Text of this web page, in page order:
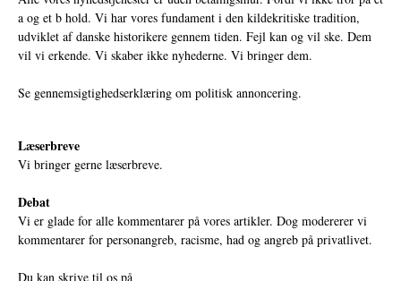
a og et b hold. Vi har vores fundament i den kildekritiske tradition,
udviklet af danske historikere gennem tiden. Fejl kan og vil ske. Dem
vil vi erkende. Vi skaber ikke nyhederne. Vi bringer dem.
Se gennemsigtighedserklæring om politisk annoncering.
Læserbreve
Vi bringer gerne læserbreve.
Debat
Vi er glade for alle kommentarer på vores artikler. Dog modererer vi
kommentarer for personangreb, racisme, had og angreb på privatlivet.
Du kan skrive til os på